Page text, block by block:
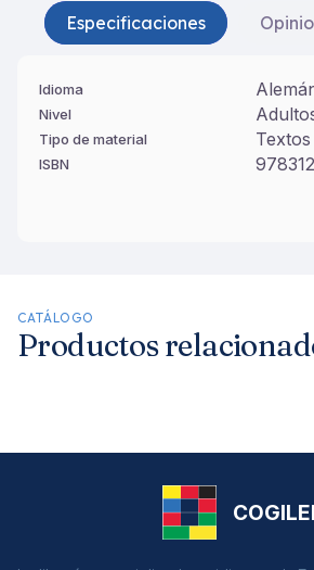
Especificaciones
Idioma
Nivel
Tipo de material Textos
ISBN
CATÁLOGO
Productos